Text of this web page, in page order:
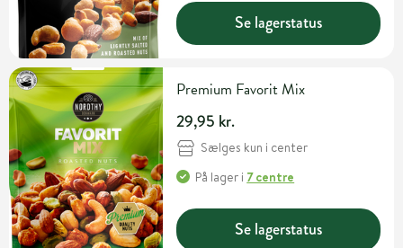
Se lagerstatus
Premium Favorit Mix
29,95 kr.
Sælges kun i center
På lager i 7 centre
Se lagerstatus